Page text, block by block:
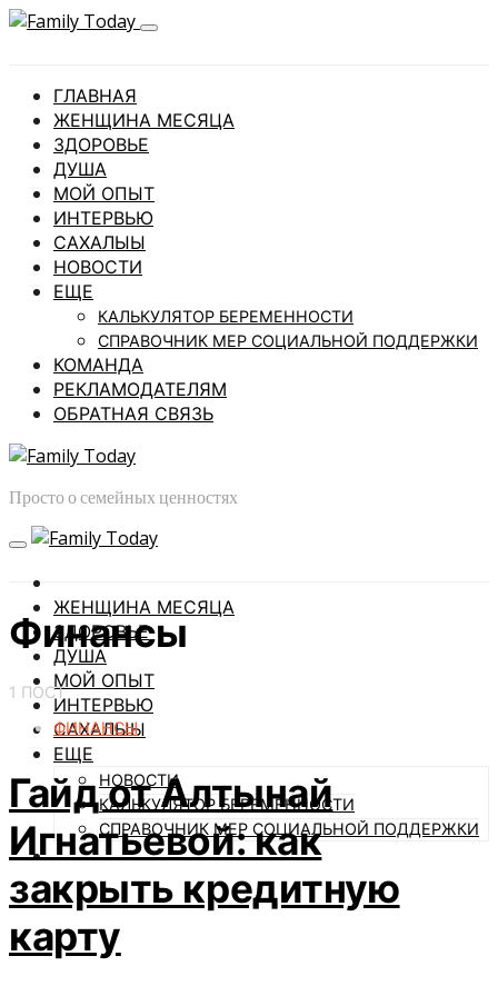
ГЛАВНАЯ
ЖЕНЩИНА МЕСЯЦА
ЗДОРОВЬЕ
ДУША
МОЙ ОПЫТ
ИНТЕРВЬЮ
САХАЛЫЫ
НОВОСТИ
ЕЩЕ
КАЛЬКУЛЯТОР БЕРЕМЕННОСТИ
СПРАВОЧНИК МЕР СОЦИАЛЬНОЙ ПОДДЕРЖКИ
КОМАНДА
РЕКЛАМОДАТЕЛЯМ
ОБРАТНАЯ СВЯЗЬ
Просто о семейных ценностях
ЖЕНЩИНА МЕСЯЦА
ЗДОРОВЬЕ
ДУША
МОЙ ОПЫТ
ИНТЕРВЬЮ
САХАЛЫЫ
ЕЩЕ
НОВОСТИ
КАЛЬКУЛЯТОР БЕРЕМЕННОСТИ
СПРАВОЧНИК МЕР СОЦИАЛЬНОЙ ПОДДЕРЖКИ
Финансы
1 ПОСТ
ФИНАНСЫ
Гайд от Алтынай
Игнатьевой: как
закрыть кредитную
карту